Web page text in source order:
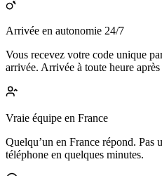
Arrivée en autonomie 24/7
Vous recevez votre code unique
arrivée. Arrivée à toute heure
Vraie équipe en France
Quelqu’un en France répond. Pas
téléphone en quelques minutes.